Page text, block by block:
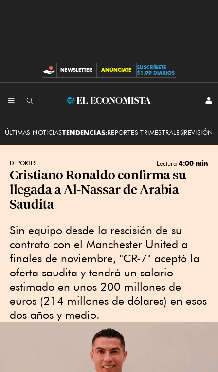
CONTRIBUCIONES
NEWSLETTER ANÚNCIATE
SUSCRÍBETE
$1.99 DIARIOS
El
ÚLTIMAS NOTICIASTENDENCIAS:REPORTES TRIMESTRALESREVISIÓN
DEPORTES Lectura 4:00 min
Cristiano Ronaldo confirma su
llegada a Al-Nassar de Arabia
Saudita
Sin equipo desde la rescisión de su
contrato con el Manchester United a
finales de noviembre, "CR-7" aceptó la
oferta saudita y tendrá un salario
estimado en unos 200 millones de
euros (214 millones de dólares) en esos
dos años y medio.